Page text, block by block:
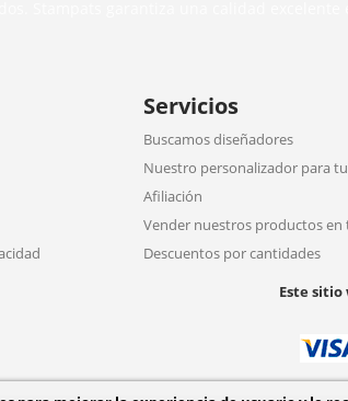
Servicios
Buscamos diseñadores
Nuestro personalizador para
Afiliación
Vender nuestros productos en
Descuentos por cantidades
Este sitio